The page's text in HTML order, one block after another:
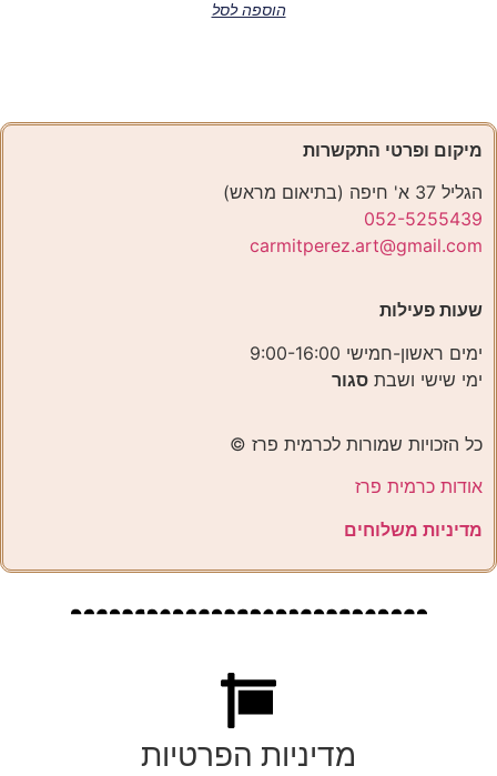
הוספה לסל
מיקום ופרטי התקשרות
הגליל 37 א' חיפה (בתיאום מראש)
052-5255439
carmitperez.art@gmail.com
שעות פעילות
ימים ראשון-חמישי 9:00-16:00
ימי שישי ושבת סגור
כל הזכויות שמורות לכרמית פרז ©️
אודות כרמית פרז
מדיניות משלוחים
מדיניות הפרטיות